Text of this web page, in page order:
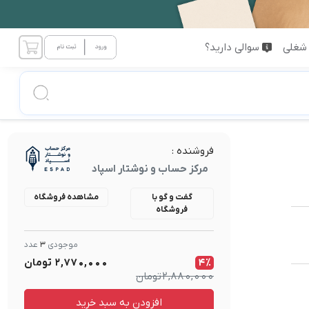
سوالی دارید؟
فروشنده :
مرکز حساب و نوشتار اسپاد
گفت و گو با
فروشگاه
مشاهده فروشگاه
موجودی 3 عدد
4٪ 2,770,000 تومان
2,880,000تومان
افزودن به سبد خرید